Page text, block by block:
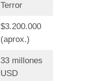
Terror
$3.200.000
(aprox.)
33 millones
USD